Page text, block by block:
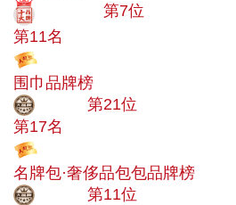
第7位
第11名
围巾品牌榜
第21位
第17名
名牌包·奢侈品包包品牌榜
第11位